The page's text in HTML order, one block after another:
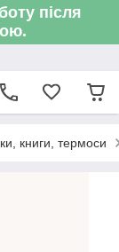
після
книги, термоси